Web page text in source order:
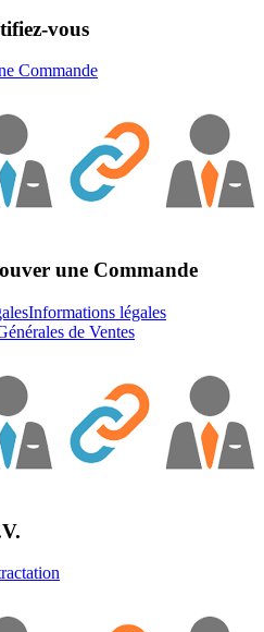
vous
Commande
une Commande
Informations légales
de Ventes